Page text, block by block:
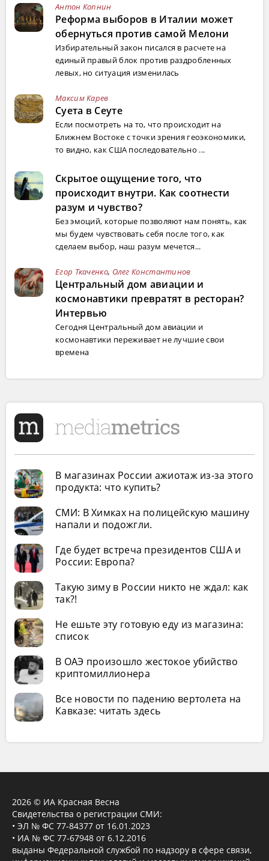
Антон Копнин
Реформа выборов в Италии может
обернуться против самой Мелони
Избирательный закон писался в расчете на
единый правый блок против раздробленных
левых, но ситуация изменилась
Максим Карев
Суета в Сеуте
Если посмотреть на то, что происходит на
Ближнем Востоке с точки зрения геоэкономики,
то видно, как США последовательно ...
Скрытое ощущение того, что
происходит внутри. Как соотнести
разум и чувство?
Без эмоций, которые позволяют нам понять, как
мы будем чувствовать себя после того, как
сделаем выбор, наш разум мечется...
Егор Ткаченко, Олег Константинов
Центральный дом авиации и
космонавтики превратят в ресторан?
Интервью
Сегодня Центральный дом авиации и
космонавтики переживает не лучшие свои
времена
В магазинах России ажиотаж из-за этого
продукта: что купить?
СМИ: В Химках на полицейскую машину
напали и подожгли.
Где будет встреча президентов США и
России: Европа?
Такую зиму в России никто не ждал: как
так?!
Не ешьте эту готовую еду из магазина:
список
В ОАЭ произошло жестокое убийство
криптомиллионера
Все новости по падению вертолета на
Кавказе: читать здесь
2026 © ИА Красная Весна
Свидетельства о регистрации СМИ:
• ЭЛ № ФС 77-84377 от 16.01.2023
• ИА № ФС 77-67948 от 6.12.2016
выданы Федеральной службой по надзору в сфере связи,